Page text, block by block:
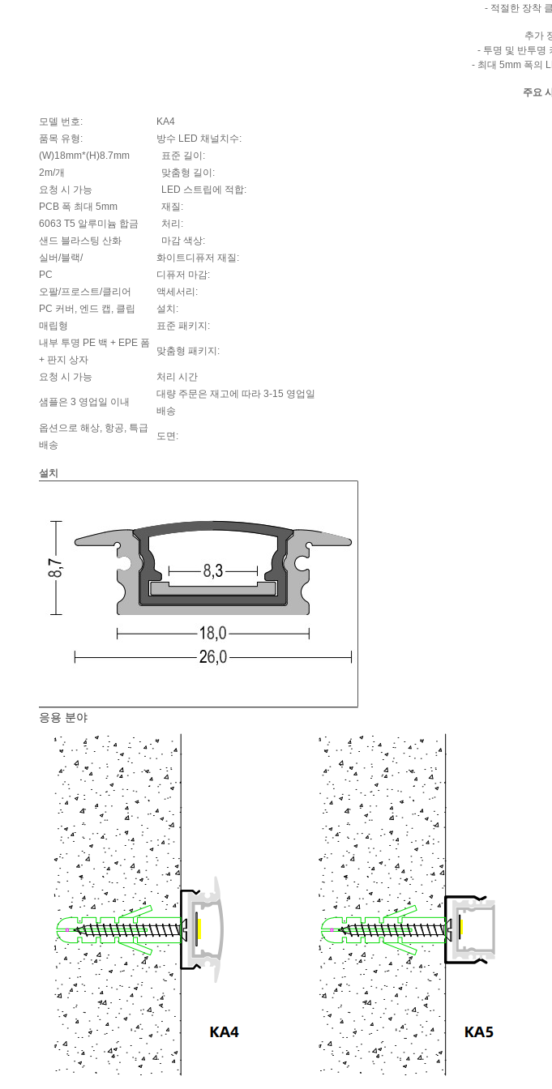
- 적절한 장착
추가
- 투명 및 반투명
- 최대 5mm 폭의
주요
모델 번호:
KA4
품목 유형:
방수 LED 채널 치수:
(W)18mm*(H)8.7mm
표준 길이:
2m/개
맞춤형 길이:
요청 시 가능
LED 스트립에 적합:
PCB 폭 최대 5mm
재질:
6063 T5 알루미늄 합금
처리:
샌드 블라스팅 산화
마감 색상:
실버/블랙/
화이트디퓨저 재질:
PC
디퓨저 마감:
오팔/프로스트/클리어
액세서리:
PC 커버, 엔드 캡, 클립
설치:
매립형
표준 패키지:
내부 투명 PE 백 + EPE 폼
+ 판지 상자
맞춤형 패키지:
요청 시 가능 처리 시간
샘플은 3 영업일 이내
대량 주문은 재고에 따라 3-15 영업일
배송
옵션으로 해상, 항공, 특급
배송
도면:
설치
응용 분야